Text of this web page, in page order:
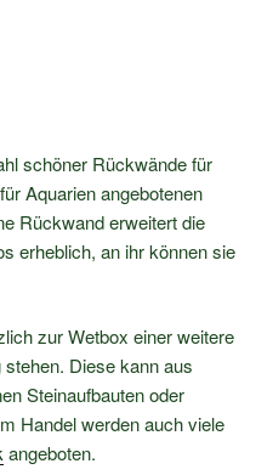
schöner Rückwände für
Aquarien angebotenen
Rückwand erweitert die
erheblich, an ihr können sie
zur Wetbox einer weitere
Diese kann aus
Steinaufbauten oder
Handel werden auch viele
angeboten.